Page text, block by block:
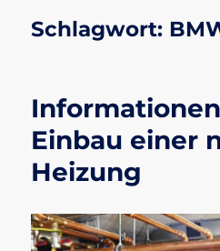
Schlagwort:
Einbau einer
Heizung